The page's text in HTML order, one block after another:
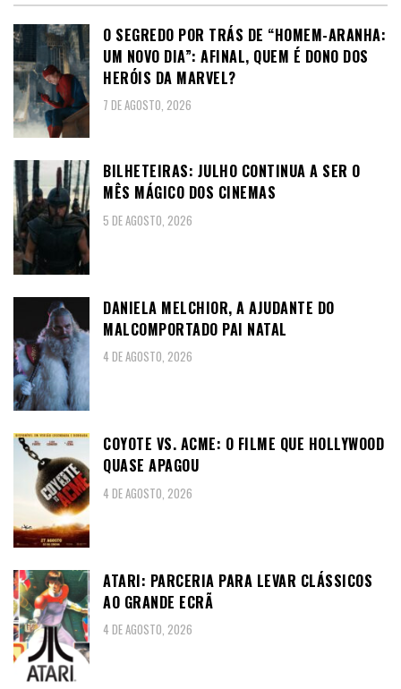
O SEGREDO POR TRÁS DE “HOMEM-ARANHA:
UM NOVO DIA”: AFINAL, QUEM É DONO DOS
HERÓIS DA MARVEL?
7 DE AGOSTO, 2026
BILHETEIRAS: JULHO CONTINUA A SER O
MÊS MÁGICO DOS CINEMAS
5 DE AGOSTO, 2026
DANIELA MELCHIOR, A AJUDANTE DO
MALCOMPORTADO PAI NATAL
4 DE AGOSTO, 2026
COYOTE VS. ACME: O FILME QUE HOLLYWOOD
QUASE APAGOU
4 DE AGOSTO, 2026
ATARI: PARCERIA PARA LEVAR CLÁSSICOS
AO GRANDE ECRÃ
4 DE AGOSTO, 2026